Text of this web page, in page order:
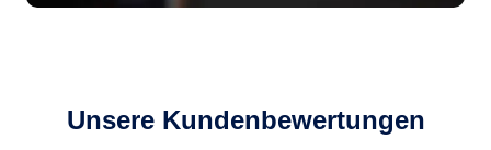
Unsere Kundenbewertungen